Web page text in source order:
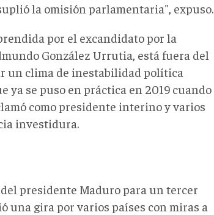
la omisión parlamentaria", expuso.
por el excandidato por la
González Urrutia, está fuera del
un clima de inestabilidad política
se puso en práctica en 2019 cuando
como presidente interino y varios
investidura.
presidente Maduro para un tercer
una gira por varios países con miras a